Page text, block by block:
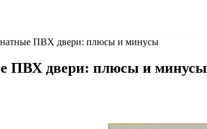
ПВХ двери: плюсы и минусы
ПВХ двери: плюсы и минусы